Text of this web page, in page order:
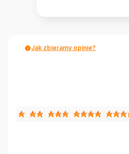
Jak zbieramy opinie?